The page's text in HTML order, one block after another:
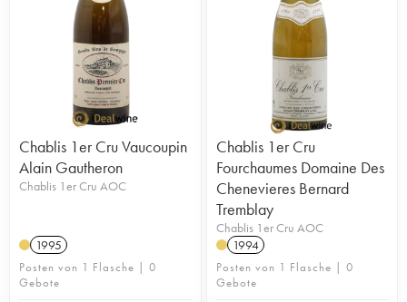
Chablis 1er Cru Vaucoupin
Alain Gautheron
Chablis 1er Cru AOC
1995
Posten von 1 Flasche | 0
Gebote
Chablis 1er Cru
Fourchaumes Domaine Des
Chenevieres Bernard
Tremblay
Chablis 1er Cru AOC
1994
Posten von 1 Flasche | 0
Gebote